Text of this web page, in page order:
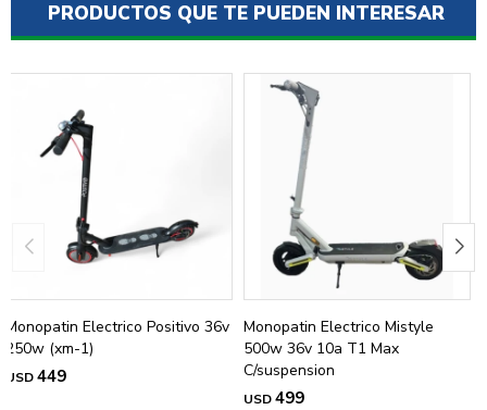
PRODUCTOS QUE TE PUEDEN INTERESAR
Monopatin Electrico Positivo 36v
250w (xm-1)
USD449
Monopatin Electrico Mistyle
500w 36v 10a T1 Max
C/suspension
USD499